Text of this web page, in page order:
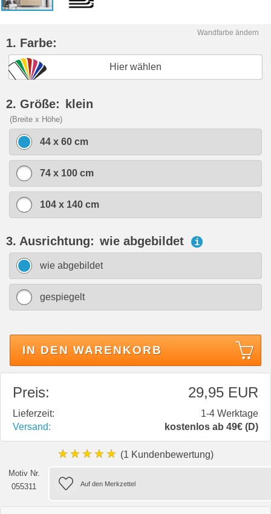
Wandfarbe ändern
1. Farbe:
Hier wählen
2. Größe: klein
(Breite x Höhe)
44 x 60 cm
74 x 100 cm
104 x 140 cm
3. Ausrichtung: wie abgebildet i
wie abgebildet
gespiegelt
IN DEN WARENKORB
Preis: 29,95 EUR
Lieferzeit:
1-4 Werktage
Versand:
kostenlos ab 49€ (D)
★★★★★ (1 Kundenbewertung)
Motiv Nr.
055311